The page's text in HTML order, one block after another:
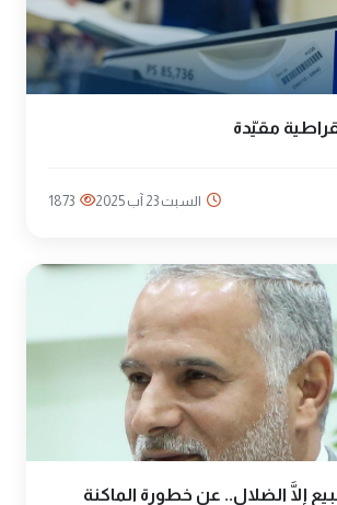
مقيّدة
السبت 23 آب 2025 1873
إلَّا الضلال.. عن خطورة الماكنة